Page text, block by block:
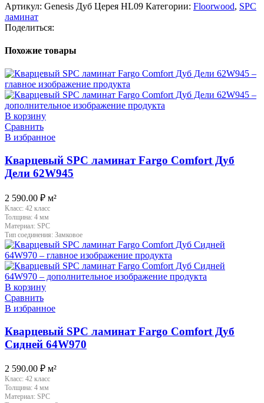
Артикул: Genesis Дуб Церея HL09 Категории: Floorwood, SPC
ламинат
Поделиться:
Похожие товары
В корзину
Сравнить
В избранное
Кварцевый SPC ламинат Fargo Comfort Дуб
Дели 62W945
2 590.00 ₽ м²
Класс: 42 класс
Толщина: 4 мм
Материал: SPC
Тип соединения: Замковое
В корзину
Сравнить
В избранное
Кварцевый SPC ламинат Fargo Comfort Дуб
Сидней 64W970
2 590.00 ₽ м²
Класс: 42 класс
Толщина: 4 мм
Материал: SPC